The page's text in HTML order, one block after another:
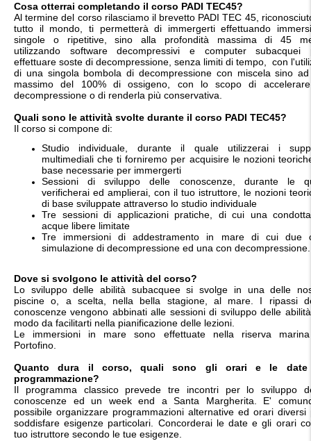
Cosa otterrai completando il corso PADI TEC45?
Al termine del corso rilasciamo il brevetto PADI TEC 45,
tutto il mondo, ti permetterà di immergerti effettuando
singole o ripetitive, sino alla profondità massima di 45
utilizzando software decompressivi e computer subacquei
effettuare soste di decompressione, senza limiti di tempo, con
di una singola bombola di decompressione con miscela sino
massimo del 100% di ossigeno, con lo scopo di
decompressione o di renderla più conservativa.
Quali sono le attività svolte durante il corso PADI TEC45?
Il corso si compone di:
Studio individuale, durante il quale utilizzerai i
multimediali che ti forniremo per acquisire le nozioni
base necessarie per immergerti
Sessioni di sviluppo delle conoscenze, durante le
verificherai ed amplierai, con il tuo istruttore, le nozioni
di base sviluppate attraverso lo studio individuale
Tre sessioni di applicazioni pratiche, di cui una
acque libere limitate
Tre immersioni di addestramento in mare di cui due
simulazione di decompressione ed una con decompressione.
Dove si svolgono le attività del corso?
Lo sviluppo delle abilità subacquee si svolge in una delle
piscine o, a scelta, nella bella stagione, al mare. I ripassi
conoscenze vengono abbinati alle sessioni di sviluppo delle
modo da facilitarti nella pianificazione delle lezioni.
Le immersioni in mare sono effettuate nella riserva
Portofino.
Quanto dura il corso, quali sono gli orari e le
programmazione?
Il programma classico prevede tre incontri per lo sviluppo
conoscenze ed un week end a Santa Margherita. E'
possibile organizzare programmazioni alternative ed orari diversi
soddisfare esigenze particolari. Concorderai le date e gli orari
tuo istruttore secondo le tue esigenze.